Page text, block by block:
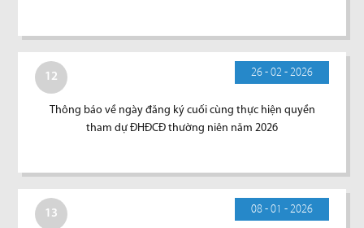
12 26 - 02 - 2026
Thông báo về ngày đăng ký cuối cùng thực hiện quyền
tham dự ĐHĐCĐ thường niên năm 2026
13 08 - 01 - 2026